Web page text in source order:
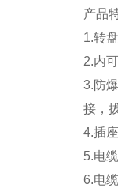
产品
1.转
2.内
3.防
接，
4.插
5.电
6.电